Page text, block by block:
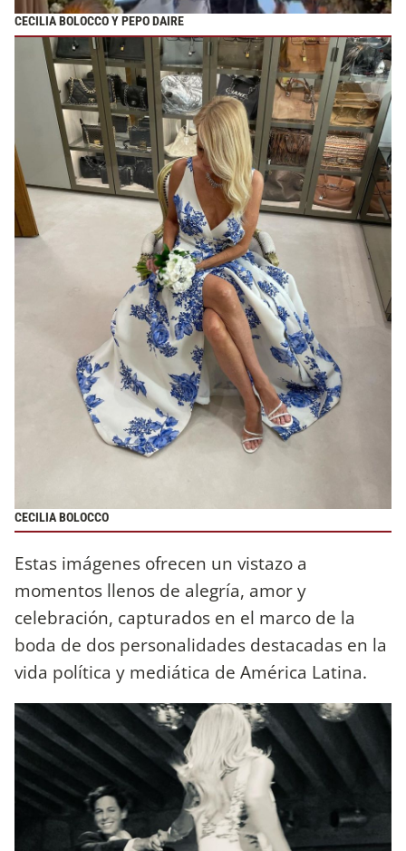
CECILIA BOLOCCO Y PEPO DAIRE
CECILIA BOLOCCO
Estas imágenes ofrecen un vistazo a
momentos llenos de alegría, amor y
celebración, capturados en el marco de la
boda de dos personalidades destacadas en la
vida política y mediática de América Latina.